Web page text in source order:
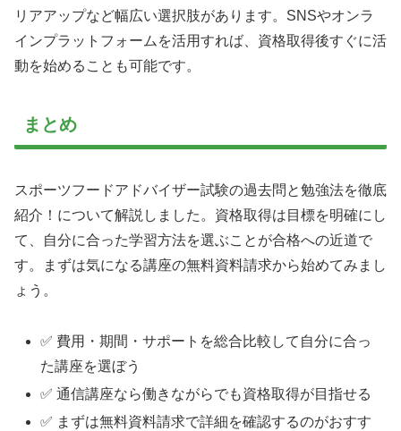
リアアップなど幅広い選択肢があります。SNSやオンラ
インプラットフォームを活用すれば、資格取得後すぐに活
動を始めることも可能です。
まとめ
スポーツフードアドバイザー試験の過去問と勉強法を徹底
紹介！について解説しました。資格取得は目標を明確にし
て、自分に合った学習方法を選ぶことが合格への近道で
す。まずは気になる講座の無料資料請求から始めてみまし
ょう。
✅ 費用・期間・サポートを総合比較して自分に合っ
た講座を選ぼう
✅ 通信講座なら働きながらでも資格取得が目指せる
✅ まずは無料資料請求で詳細を確認するのがおすす